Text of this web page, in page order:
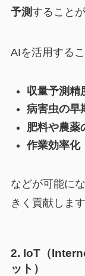
予測すること
AIを活用するこ
収量予測精
病害虫の早
肥料や農薬
作業効率化
などが可能にな
きく貢献します
2. IoT（
ット）